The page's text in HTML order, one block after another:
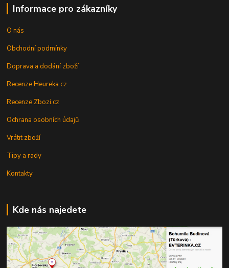
Informace pro zákazníky
O nás
Obchodní podmínky
Doprava a dodání zboží
Recenze Heureka.cz
Recenze Zbozi.cz
Ochrana osobních údajů
Vrátit zboží
Tipy a rady
Kontakty
Kde nás najedete